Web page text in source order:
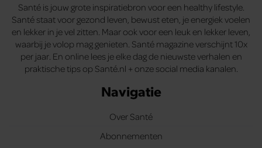
Santé is jouw grote inspiratiebron voor een healthy lifestyle.
Santé staat voor gezond leven, bewust eten, je energiek voelen
en lekker in je vel zitten. Maar ook voor een leuk en lekker leven,
waarbij je volop mag genieten. Santé magazine verschijnt 10x
per jaar. En online lees je elke dag de nieuwste verhalen en
praktische tips op Santé.nl + onze social media kanalen.
Navigatie
Over Santé
Abonnementen